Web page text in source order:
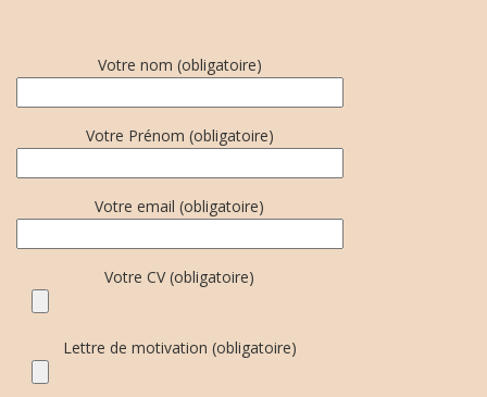
Votre nom (obligatoire)
Votre Prénom (obligatoire)
Votre email (obligatoire)
Votre CV (obligatoire)
Lettre de motivation (obligatoire)